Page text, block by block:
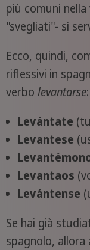
più comuni
"svegliati"- si
Ecco, quindi,
riflessivi in
verbo levantarse:
Levántate
Levantese
Levantaos
Levántense
Se hai già
spagnolo,